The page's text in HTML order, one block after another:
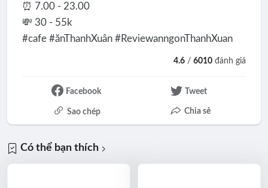
⏰ 7.00 - 23.00
💸 30 - 55k
#cafe #ănThanhXuân #ReviewanngonThanhXuan
4.6 /6010 đánh giá
Facebook Tweet
Sao chép Chia sẻ
Có thể bạn thích